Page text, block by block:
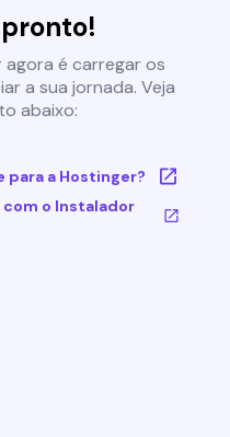
é carregar os
a sua jornada. Veja
abaixo:
para a Hostinger?
com o Instalador